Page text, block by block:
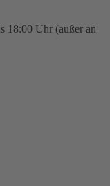
18:00 Uhr (außer an